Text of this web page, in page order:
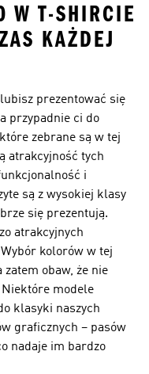
W T-SHIRCIE
KAŻDEJ
prezentować się
przypadnie ci do
zebrane są w tej
atrakcyjność tych
i
są z wysokiej klasy
się prezentują.
atrakcyjnych
kolorów w tej
obaw, że nie
modele
klasyki naszych
graficznych – pasów
nadaje im bardzo